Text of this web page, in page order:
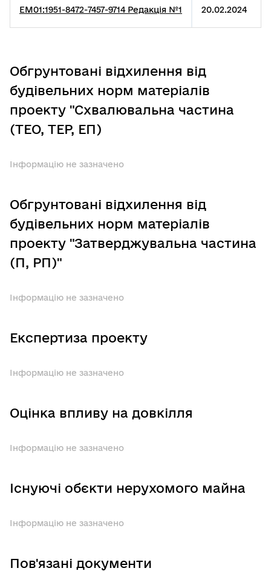
EM01:1951-8472-7457-9714 Редакція №1 20.02.2024
Обгрунтовані відхилення від
будівельних норм матеріалів
проекту "Схвалювальна частина
(ТЕО, ТЕР, ЕП)
Інформацію не зазначено
Обгрунтовані відхилення від
будівельних норм матеріалів
проекту "Затверджувальна частина
(П, РП)"
Інформацію не зазначено
Експертиза проекту
Інформацію не зазначено
Оцінка впливу на довкілля
Інформацію не зазначено
Існуючі обєкти нерухомого майна
Інформацію не зазначено
Пов'язані документи